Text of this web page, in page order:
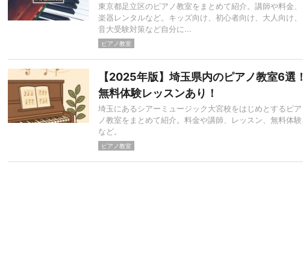
東京都足立区のピアノ教室をまとめて紹介。講師や料金、
楽器レンタルなど。キッズ向け、初心者向け、大人向け、
音大受験対策など自分に...
ピアノ教室
【2025年版】埼玉県内のピアノ教室6選！
無料体験レッスンあり！
埼玉にあるシアーミュージック大宮校をはじめとするピア
ノ教室をまとめて紹介。料金や講師、レッスン、無料体験
など。
ピアノ教室